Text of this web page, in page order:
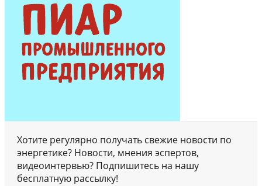
Хотите регулярно получать свежие новости по
энергетике? Новости, мнения эспертов,
видеоинтервью? Подпишитесь на нашу
бесплатную рассылку!